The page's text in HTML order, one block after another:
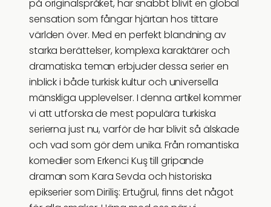
på originalspråket, har snabbt blivit en global
sensation som fångar hjärtan hos tittare
världen över. Med en perfekt blandning av
starka berättelser, komplexa karaktärer och
dramatiska teman erbjuder dessa serier en
inblick i både turkisk kultur och universella
mänskliga upplevelser. I denna artikel kommer
vi att utforska de mest populära turkiska
serierna just nu, varför de har blivit så älskade
och vad som gör dem unika. Från romantiska
komedier som Erkenci Kuş till gripande
draman som Kara Sevda och historiska
epikserier som Diriliş: Ertuğrul, finns det något